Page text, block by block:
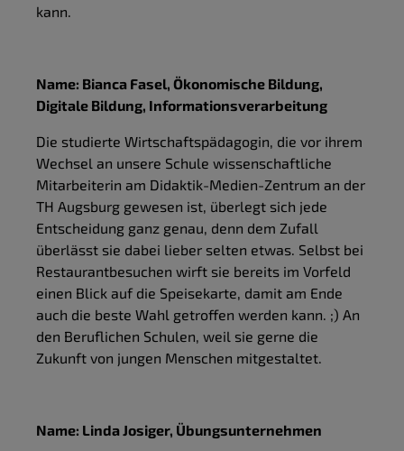
kann.
Name: Bianca Fasel, Ökonomische Bildung,
Digitale Bildung, Informationsverarbeitung
Die studierte Wirtschaftspädagogin, die vor ihrem
Wechsel an unsere Schule wissenschaftliche
Mitarbeiterin am Didaktik-Medien-Zentrum an der
TH Augsburg gewesen ist, überlegt sich jede
Entscheidung ganz genau, denn dem Zufall
überlässt sie dabei lieber selten etwas. Selbst bei
Restaurantbesuchen wirft sie bereits im Vorfeld
einen Blick auf die Speisekarte, damit am Ende
auch die beste Wahl getroffen werden kann. ;) An
den Beruflichen Schulen, weil sie gerne die
Zukunft von jungen Menschen mitgestaltet.
Name: Linda Josiger, Übungsunternehmen